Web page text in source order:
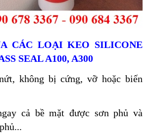
CÁC LOẠI KEO SILICONE
SEAL A100, A300
không bị cứng, vỡ hoặc biến
cả bề mặt được sơn phủ và